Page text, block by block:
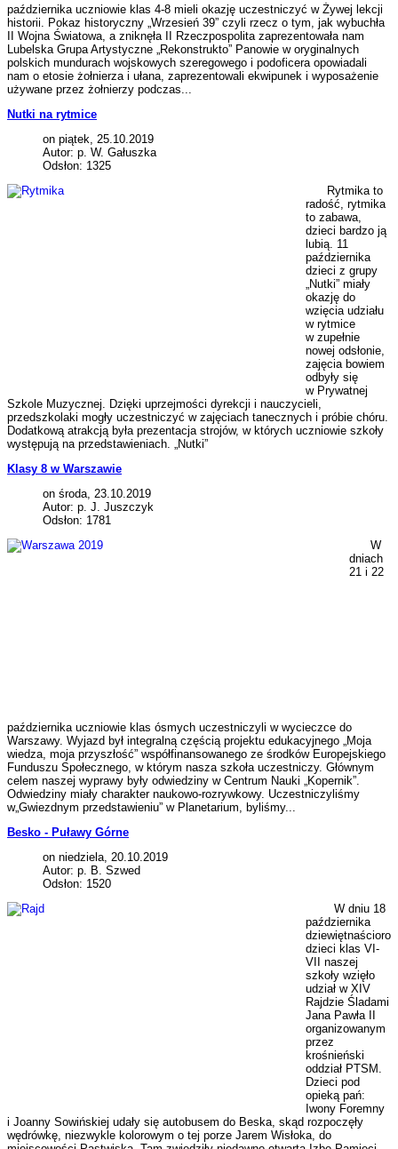
października uczniowie klas 4-8 mieli okazję uczestniczyć w Żywej lekcji
historii. Pokaz historyczny „Wrzesień 39” czyli rzecz o tym, jak wybuchła
II Wojna Światowa, a zniknęła II Rzeczpospolita zaprezentowała nam
Lubelska Grupa Artystyczne „Rekonstrukto” Panowie w oryginalnych
polskich mundurach wojskowych szeregowego i podoficera opowiadali
nam o etosie żołnierza i ułana, zaprezentowali ekwipunek i wyposażenie
używane przez żołnierzy podczas...
Nutki na rytmice
on piątek, 25.10.2019
Autor: p. W. Gałuszka
Odsłon: 1325
Rytmika to
radość, rytmika
to zabawa,
dzieci bardzo ją
lubią. 11
października
dzieci z grupy
„Nutki” miały
okazję do
wzięcia udziału
w rytmice
w zupełnie
nowej odsłonie,
zajęcia bowiem
odbyły się
w Prywatnej
Szkole Muzycznej. Dzięki uprzejmości dyrekcji i nauczycieli,
przedszkolaki mogły uczestniczyć w zajęciach tanecznych i próbie chóru.
Dodatkową atrakcją była prezentacja strojów, w których uczniowie szkoły
występują na przedstawieniach. „Nutki”
Klasy 8 w Warszawie
on środa, 23.10.2019
Autor: p. J. Juszczyk
Odsłon: 1781
W
dniach
21 i 22
października uczniowie klas ósmych uczestniczyli w wycieczce do
Warszawy. Wyjazd był integralną częścią projektu edukacyjnego „Moja
wiedza, moja przyszłość” współfinansowanego ze środków Europejskiego
Funduszu Społecznego, w którym nasza szkoła uczestniczy. Głównym
celem naszej wyprawy były odwiedziny w Centrum Nauki „Kopernik”.
Odwiedziny miały charakter naukowo-rozrywkowy. Uczestniczyliśmy
w„Gwiezdnym przedstawieniu” w Planetarium, byliśmy...
Besko - Puławy Górne
on niedziela, 20.10.2019
Autor: p. B. Szwed
Odsłon: 1520
W dniu 18
października
dziewiętnaścioro
dzieci klas VI-
VII naszej
szkoły wzięło
udział w XIV
Rajdzie Śladami
Jana Pawła II
organizowanym
przez
krośnieński
oddział PTSM.
Dzieci pod
opieką pań:
Iwony Foremny
i Joanny Sowińskiej udały się autobusem do Beska, skąd rozpoczęły
wędrówkę, niezwykle kolorowym o tej porze Jarem Wisłoka, do